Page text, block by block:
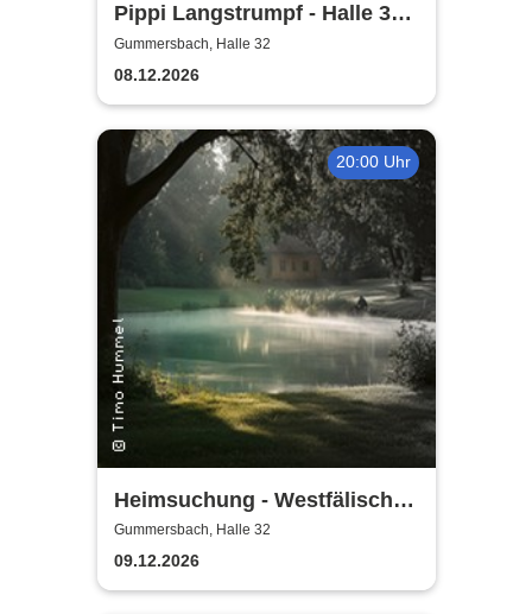
Pippi Langstrumpf - Halle 32
Gummersbach
Gummersbach, Halle 32
08.12.2026
20:00 Uhr
Heimsuchung - Westfälisches
Landestheater
Gummersbach, Halle 32
09.12.2026